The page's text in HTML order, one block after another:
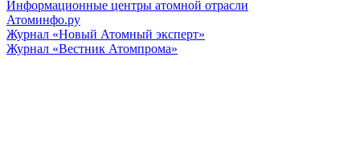
Информационные центры атомной отрасли
Атоминфо.ру
Журнал «Новый Атомный эксперт»
Журнал «Вестник Атомпрома»